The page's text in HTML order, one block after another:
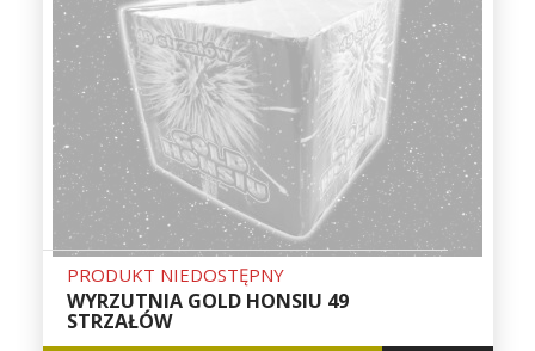
PRODUKT NIEDOSTĘPNY
WYRZUTNIA GOLD HONSIU 49
STRZAŁÓW